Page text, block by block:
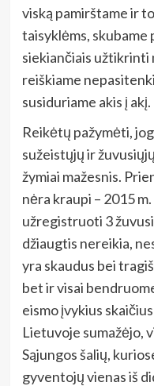
viską pamirštame ir
taisyklėms, skubame
siekiančiais užtikrinti
reiškiame
susiduriame akis į akį.
Reikėtų pažymėti,
sužeistųjų ir
žymiai mažesnis.
nėra kraupi – 2015
užregistruoti 3
džiaugtis nereikia,
yra skaudus bei
bet ir visai
eismo įvykius
Lietuvoje sumažėjo,
Sąjungos šalių,
gyventojų vienas iš